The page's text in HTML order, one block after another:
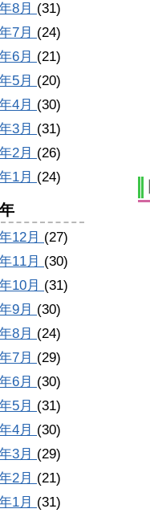
8月 (31)
7月 (24)
6月 (21)
5月 (20)
4月 (30)
3月 (31)
2月 (26)
1月 (24)
12月 (27)
11月 (30)
10月 (31)
9月 (30)
8月 (24)
7月 (29)
6月 (30)
5月 (31)
4月 (30)
3月 (29)
2月 (21)
1月 (31)